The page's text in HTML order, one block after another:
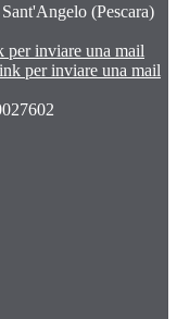
(Pescara)
per inviare una mail
per inviare una mail